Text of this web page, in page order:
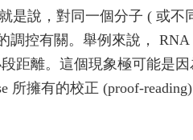
是說，對同一個分子 ( 或不
控有關。舉例來說， RNA
距離。這個現象極可能是因
擁有的校正 (proof-